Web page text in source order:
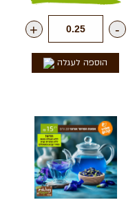
-
+
הוספה לעגלה